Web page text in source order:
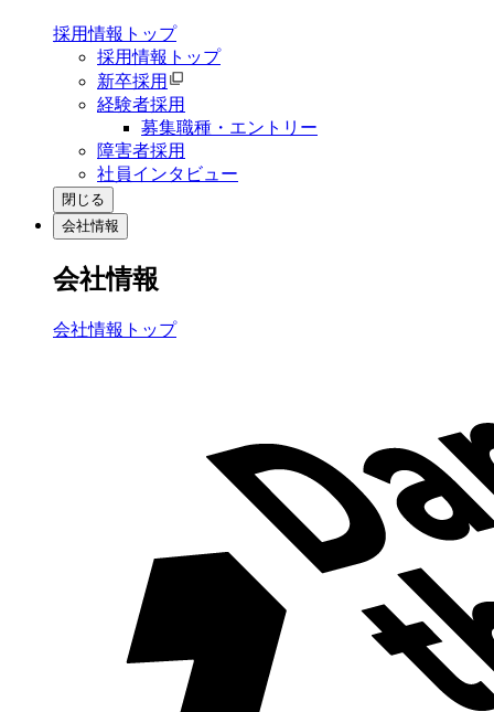
採用情報トップ
採用情報トップ
新卒採用
経験者採用
募集職種・エントリー
障害者採用
社員インタビュー
閉じる
会社情報
会社情報
会社情報トップ